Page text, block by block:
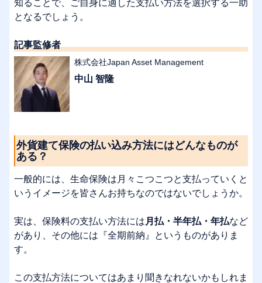
知ることで、ご自身に適した支払い方法を選択する一助
となるでしょう。
記事監修者
株式会社Japan Asset Management
中山 智隆
外貨建て保険の払い込み方法にはどんなものが
ある？
一般的には、生命保険は月々こつこつと支払っていくと
いうイメージを皆さんお持ちなのではないでしょうか。
実は、保険料の支払い方法には 月払・半年払・年払など
があり、その他には『全期前納』というものがありま
す。
この支払方法についてはあまり聞きなれないかもしれま